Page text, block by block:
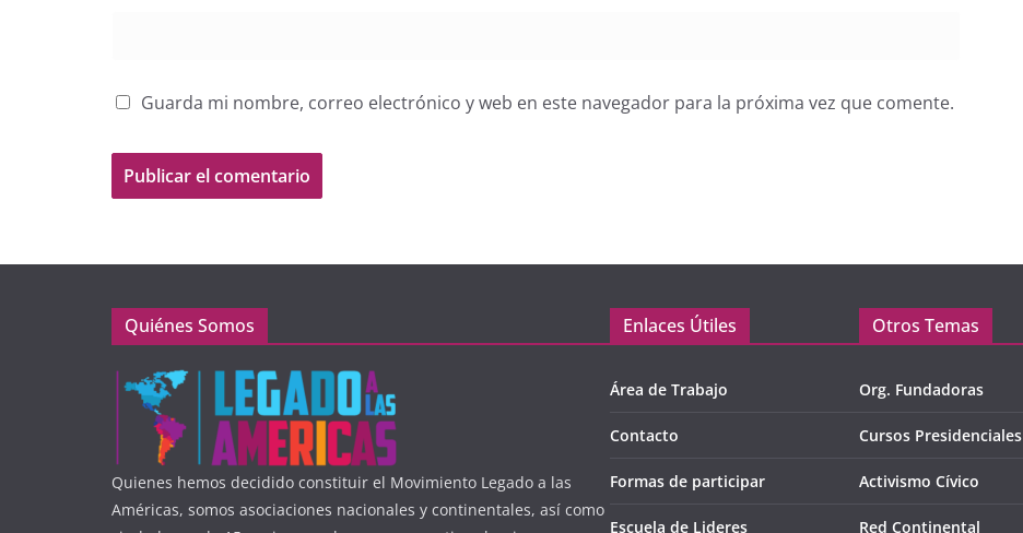
Guarda mi nombre, correo electrónico y web en este navegador para la próxima vez que comente.
Quiénes Somos
Quienes hemos decidido constituir el Movimiento Legado a las
Américas, somos asociaciones nacionales y continentales, así como
Enlaces Útiles
Área de Trabajo
Contacto
Formas de participar
Escuela de Lideres
Otros Temas
Org. Fundadoras
Cursos Presidenciales
Activismo Cívico
Red Continental